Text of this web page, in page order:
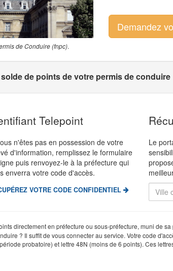
de Conduire (fnpc).
Demandez
de points de votre permis de conduire
Telepoint
n'êtes pas en possession de votre
d'information, remplissez le formulaire
puis renvoyez-le à la préfecture qui
enverra votre code d'accès.
VOTRE CODE CONFIDENTIEL
Le
directement en préfecture ou sous-préfecture, muni de
? Il suffit de vous connecter au service. Votre code
probatoire) et lettre 48N (moins de 6 points). Ces